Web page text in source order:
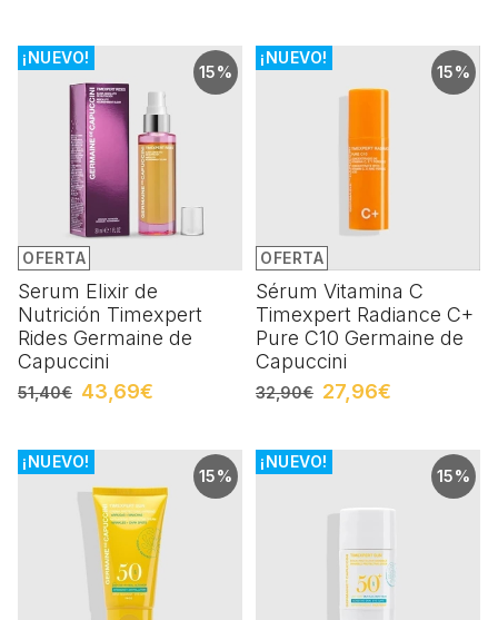
15%
OFERTA
¡NUEVO!
Serum Elixir de
Nutrición Timexpert
Rides Germaine de
Capuccini
51,40€ 43,69€
15%
OFERTA
¡NUEVO!
Sérum Vitamina C
Timexpert Radiance C+
Pure C10 Germaine de
Capuccini
32,90€ 27,96€
15%
¡NUEVO!
15%
¡NUEVO!